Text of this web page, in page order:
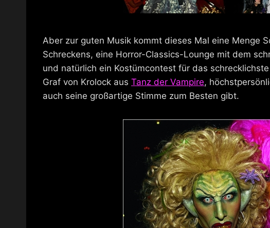
Aber zur guten Musik kommt dieses Mal eine Menge
Schreckens, eine Horror-Classics-Lounge mit dem
und natürlich ein Kostümcontest für das
Graf von Krolock aus Tanz der Vampire,
auch seine großartige Stimme zum Besten gibt.